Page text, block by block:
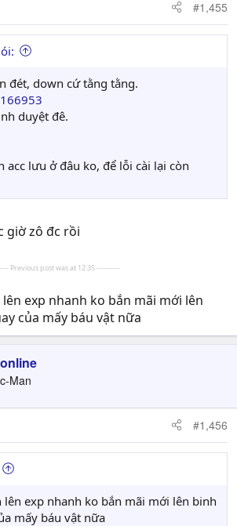
#1,455
đét, down cứ tằng tằng.
duyệt đê.
acc lưu ở đâu ko, để lỗi cài lại còn
giờ zô đc rồi
Previous post was at 12:35 ----------
exp nhanh ko bắn mãi mới lên
của mấy báu vật nữa
Man
#1,456
lên exp nhanh ko bắn mãi mới lên binh
mấy báu vật nữa